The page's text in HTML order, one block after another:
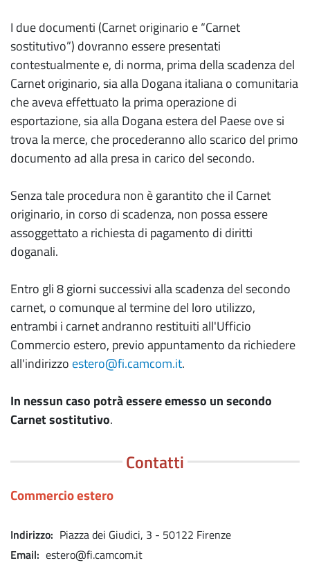
I due documenti (Carnet originario e “Carnet
sostitutivo”) dovranno essere presentati
contestualmente e, di norma, prima della scadenza del
Carnet originario, sia alla Dogana italiana o comunitaria
che aveva effettuato la prima operazione di
esportazione, sia alla Dogana estera del Paese ove si
trova la merce, che procederanno allo scarico del primo
documento ad alla presa in carico del secondo.
Senza tale procedura non è garantito che il Carnet
originario, in corso di scadenza, non possa essere
assoggettato a richiesta di pagamento di diritti
doganali.
Entro gli 8 giorni successivi alla scadenza del secondo
carnet, o comunque al termine del loro utilizzo,
entrambi i carnet andranno restituiti all'Ufficio
Commercio estero, previo appuntamento da richiedere
all'indirizzo estero@fi.camcom.it.
In nessun caso potrà essere emesso un secondo
Carnet sostitutivo.
Contatti
Commercio estero
Indirizzo Piazza dei Giudici, 3 - 50122 Firenze
Email estero@fi.camcom.it